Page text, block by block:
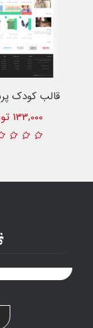
قالب کودک
133,000 تومان